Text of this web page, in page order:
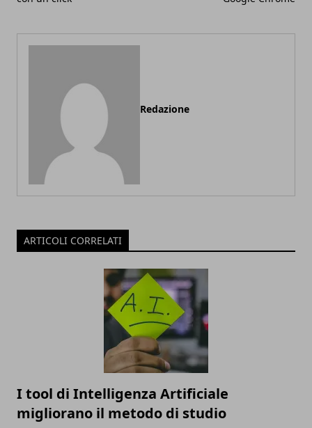
Redazione
ARTICOLI CORRELATI
I tool di Intelligenza Artificiale
migliorano il metodo di studio